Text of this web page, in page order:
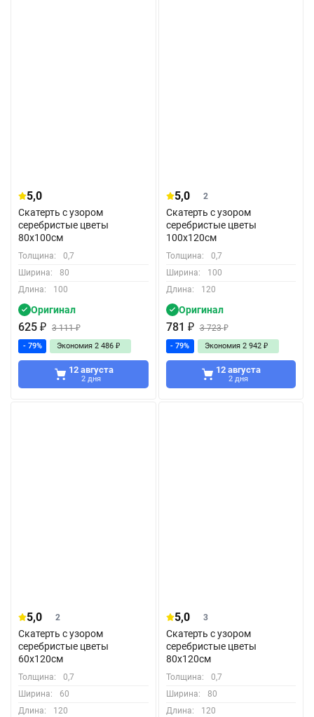
5,0
Скатерть с узором
серебристые цветы
80x100см
Толщина:
0,7
Ширина:
80
Длина:
100
Оригинал
625 ₽ 3 111₽
- 79% Экономия 2 486 ₽
12 августа
2 дня
5,0 2
Скатерть с узором
серебристые цветы
100x120см
Толщина:
0,7
Ширина:
100
Длина:
120
Оригинал
781 ₽ 3 723₽
- 79% Экономия 2 942 ₽
12 августа
2 дня
5,0 2
Скатерть с узором
серебристые цветы
60x120см
Толщина:
0,7
Ширина:
60
Длина:
120
5,0 3
Скатерть с узором
серебристые цветы
80x120см
Толщина:
0,7
Ширина:
80
Длина:
120